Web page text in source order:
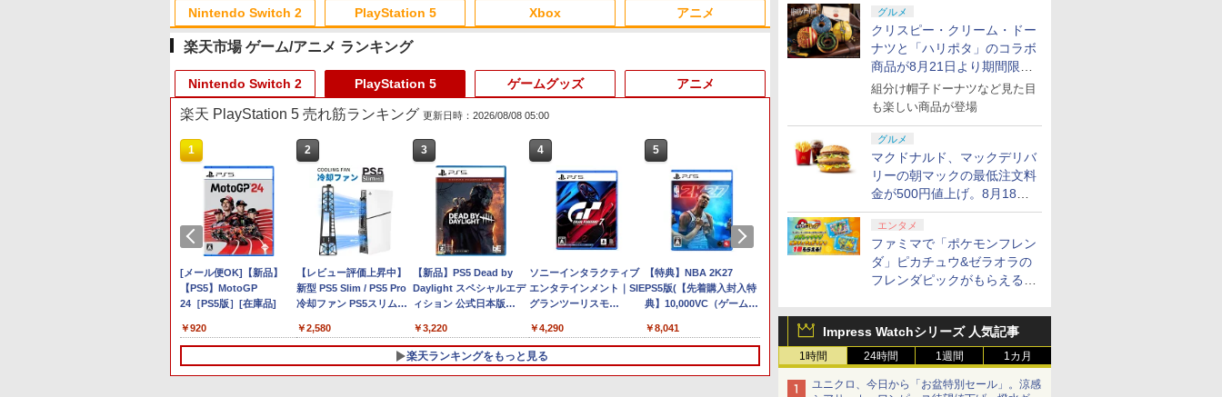
グルメ
クリスピー・クリーム・ドー
ナツと「ハリポタ」のコラボ
商品が8月21日より期間限定
で発売
組分け帽子ドーナツなど見た目
も楽しい商品が登場
グルメ
マクドナルド、マックデリバ
リーの朝マックの最低注文料
金が500円値上げ。8月18日
より1,500円から受付
エンタメ
ファミマで「ポケモンフレン
ダ」ピカチュウ&ゼラオラの
フレンダピックがもらえるキ
Impress Watchシリーズ 人気記事
1時間 24時間 1週間 1カ月
ユニクロ、今日から「お盆特別セール」。涼感
Nintendo Switch 2
1
スプラトゥーン レイダー
ス|オンラインコード版
￥5,832
スプラトゥーン レイダー
ス -Switch2
￥6,449
3
Nintendo Switch 2(日本
語・国内専用)
￥55,871
4
ニンテンドープリペイド
番号 9000円|オンライン
コード版
ニンテンドープリペイド
番号 5000円|オンライン
コード版
ニンテンドープリペイド
番号 1000円|オンライン
コード版
￥1,000
ぽこ あ ポケモン エキス
ンコード版
￥4,400
ニンテンドープリペイド
￥500
PlayStation 5
1
PlayStation 5 デジタル・
エディション 日本語専用
Console Language:
Japanese only (CFI-
￥55,000
Beast of Reincarnation -
PS5 【特典】プロダクト
コード 封入
￥7,286
3
【純正品】ディスクドラ
イブ(CFI-ZDD1J)
PlayStation 5
￥11,849
4
【純正品】DualSense ワ
イヤレスコントローラー
ミッドナイト ブラック
(CFI-ZCT2J01)
【純正品】DualSense ワ
イヤレスコントローラー
(CFI-ZCT2J)
プレイステーション スト
アチケット 10,000円|オン
ラインコード版
￥10,000
PlayStation 5 デジタル・
(CFI-2200B01) + ディス
クドライブ(CFI-ZDD1J)
セット
￥66,849
プレイステーション スト
￥3,000
Xbox
1
【純正品】Xbox ワイヤ
レス コントローラー +
USB-C® ケーブル
￥8,300
【純正品】Xbox ワイヤ
レス コントローラー (ロ
ボット ホワイト)
￥7,681
3
【純正品】Xbox ワイヤ
レス コントローラー (カ
ーボンブラック)
￥8,020
4
【純正品】Xbox 充電式
バッテリー + USB-C ケー
【国内正規品】
Thrustmaster スラスト
マスター TH8S シフター
- PC、PS4、PS5、PS5
Series X|S 対応の高精度
H パターン シフター
【純正品】Xbox Elite ワ
イヤレス コントローラー
Series 2 Core Edition (ホ
ワイト)
￥18,500
GameSir G7 HE 有線ゲー
Series X|S XBOX One
Windows 10/11用 PCコ
ントローラーゲームパッ
ド ホール効果スティック
現在在庫切れです。
HyperX Clutch Gladiate
有線 日本正規代理店品
6L366AA
￥4,980
アニメ
1
【Amazon.co.jp限定】劇
場版モノノ怪 第三章 蛇神
(Amazon.co.jp限定オリ
ジナル三方背収納ケース
ジナル特典:オリジナル巾
着＋メーカー特典:【坤と
離】二振りの剣、十翼よ
り来たる！スタジオ描き
下ろしイラストボード付)
￥10,780
劇場版「鬼滅の刃」無限
城編 第一章 猗窩座再来
通常版 [Blu-ray]
￥3,982
3
劇場版「鬼滅の刃」無限
城編 第一章 猗窩座再来
通常版 [DVD]
￥3,523
4
劇場版「鬼滅の刃」無限
城編 第一章 猗窩座再来
完全生産限定版 [Blu-ray]
【Amazon.co.jp限定】
劇場版モノノ怪 第三章 蛇
神 (オリジナル特典:オリ
ジナル巾着＋メーカー特
剣、十翼より来たる！ス
タジオ描き下ろしイラス
トボード付) [DVD]
【Amazon.co.jp限定】劇
場版モノノ怪 第三章 蛇神
(オリジナル特典:オリジ
ナル巾着＋メーカー特典:
【坤と離】二振りの剣、
十翼より来たる！スタジ
￥9,900
『映画 ラブライブ！蓮ノ
ルクラブ Bloom Garden
Party』Blu-ray（特装限
定版）
￥8,589
劇場版「鬼滅の刃」無限
￥7,828
楽天市場 ゲーム/アニメ ランキング
Nintendo Switch 2
1
カードケース 24枚収納
for Nintendo Switch 2
Pixel - 緑 -
￥1,580
2
Samsung microSD
Express Card 256GB for
Nintendo Switch 2
￥6,979
3
ファイアーエムブレム 万
紫千紅 【Switch2】
BEE-P-AACSA
￥8,470
4
【楽天ブックス限定特典
+特典】ドラゴンクエスト
モンスターズ4 枯れ木の
ラ Switch2版(B2タペス
トリー+【早期購入封入特
典】冒険スタートダッシ
￥8,470
5
SanDisk サンディスク
microSD Express Card
256GB for Nintendo
Switch2 microSDカード
microSD Express
Nintendo任天堂ライセン
￥9,800
【新品】Nintendo Switch 2
はお一人様、一世帯一度限りと
させていただきます。同月出荷
履歴のある方はキャンセルとな
ります旨ご了承下さい。
￥9,980
Joy-Con 2 (L) ブルー/(R) ライ
トイエロー
PlayStation 5
楽天 PlayStation 5 売れ筋ランキング 更新日時：2026/08/08 05:00
1
[メール便OK]【新品】
【PS5】MotoGP
24［PS5版］[在庫品]
￥920
2
【レビュー評価上昇中】
新型 PS5 Slim / PS5 Pro
冷却ファン PS5スリム用
3段階風速調整 LEDライ
ト USB付き 低騒音 急速
冷却 放熱 プレステ5スリ
￥2,580
3
【新品】PS5 Dead by
Daylight スペシャルエデ
ィション 公式日本版
便】
￥3,220
4
ソニーインタラクティブ
エンタテインメント｜SIE
グランツーリスモ
￥4,290
5
【特典】NBA 2K27
PS5版(【先着購入封入特
典】10,000VC（ゲーム内
ド）)
￥8,041
【特典】グランド・セフト・オートVI (コ
ードインボックス版、配送日：2026年11月
(【初回購入封入特典】ヴィンテージ・バ
イスシティパック)
￥8,329
【12/10発売★予約】[メール便OK]【新
品】【PS5】進撃の巨人3 [PS5版][予約品]
楽天ランキングをもっと見る
ゲームグッズ アニメ